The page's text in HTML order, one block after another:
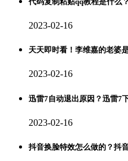
2023-02-16
天天即时看！李维嘉的老婆
2023-02-16
迅雷7自动退出原因？迅雷7
2023-02-16
抖音换脸特效怎么做的？抖